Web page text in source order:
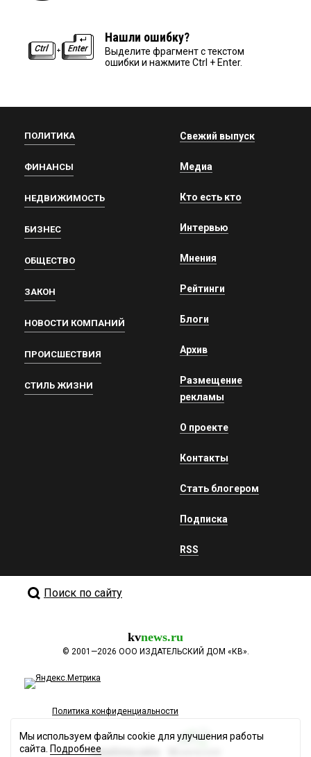
Нашли ошибку?
Выделите фрагмент с текстом
ошибки и нажмите Ctrl + Enter.
ПОЛИТИКА
ФИНАНСЫ
НЕДВИЖИМОСТЬ
БИЗНЕС
ОБЩЕСТВО
ЗАКОН
НОВОСТИ КОМПАНИЙ
ПРОИСШЕСТВИЯ
СТИЛЬ ЖИЗНИ
Свежий выпуск
Медиа
Кто есть кто
Интервью
Мнения
Рейтинги
Блоги
Архив
Размещение
рекламы
О проекте
Контакты
Стать блогером
Подписка
RSS
Поиск по сайту
kvnews.ru
© 2001—2026 ООО ИЗДАТЕЛЬСКИЙ ДОМ «КВ».
Политика конфиденциальности
Разработка сайта
Мы используем файлы cookie для улучшения работы
сайта. Подробнее